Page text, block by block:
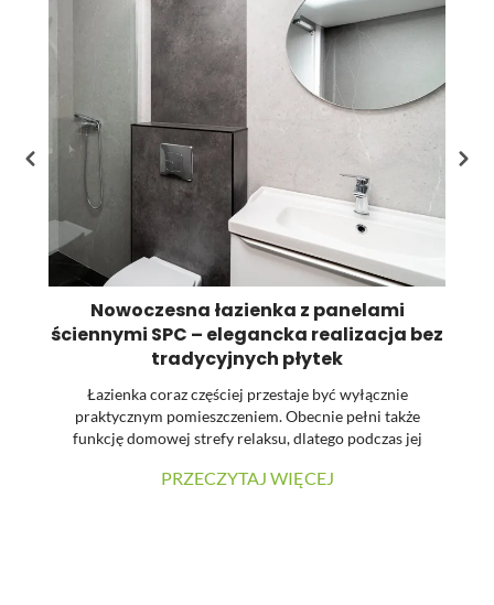
Nowoczesna łazienka z panelami
ściennymi SPC – elegancka realizacja bez
tradycyjnych płytek
Łazienka coraz częściej przestaje być wyłącznie
praktycznym pomieszczeniem. Obecnie pełni także
funkcję domowej strefy relaksu, dlatego podczas jej
materiałów oraz łatwość utrzymania powierzchni w
PRZECZYTAJ WIĘCEJ